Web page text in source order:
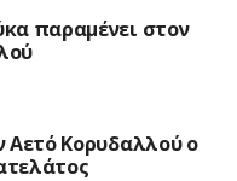
παραμένει στον
Αετό Κορυδαλλού ο